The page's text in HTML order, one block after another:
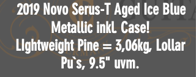
2019 Novo Serus-T Aged Ice Blue
Metallic inkl. Case!
LIghtweight Pine = 3,06kg, Lollar
Pu`s, 9.5" uvm.